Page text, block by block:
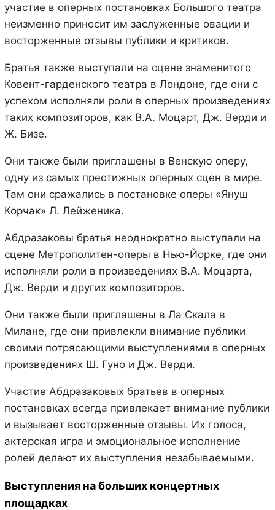
участие в оперных постановках Большого театра
неизменно приносит им заслуженные овации и
восторженные отзывы публики и критиков.
Братья также выступали на сцене знаменитого
Ковент-гарденского театра в Лондоне, где они с
успехом исполняли роли в оперных произведениях
таких композиторов, как В.А. Моцарт, Дж. Верди и
Ж. Бизе.
Они также были приглашены в Венскую оперу,
одну из самых престижных оперных сцен в мире.
Там они сражались в постановке оперы «Януш
Корчак» Л. Лейженика.
Абдразаковы братья неоднократно выступали на
сцене Метрополитен-оперы в Нью-Йорке, где они
исполняли роли в произведениях В.А. Моцарта,
Дж. Верди и других композиторов.
Они также были приглашены в Ла Скала в
Милане, где они привлекли внимание публики
своими потрясающими выступлениями в оперных
произведениях Ш. Гуно и Дж. Верди.
Участие Абдразаковых братьев в оперных
постановках всегда привлекает внимание публики
и вызывает восторженные отзывы. Их голоса,
актерская игра и эмоциональное исполнение
ролей делают их выступления незабываемыми.
Выступления на больших концертных
площадках